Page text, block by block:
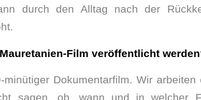
durch den Alltag nach der
Film veröffentlicht
minütiger Dokumentarfilm. Wir
sagen, ob, wann und in welcher